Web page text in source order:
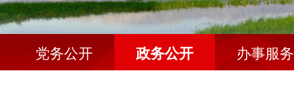
党务公开 政务公开 办事服务